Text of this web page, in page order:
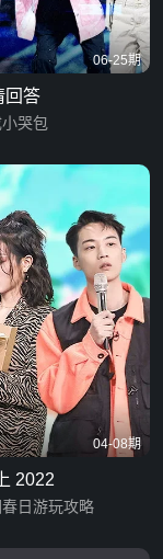
06-25期
回答
哭包
04-08期
2022
日游玩攻略